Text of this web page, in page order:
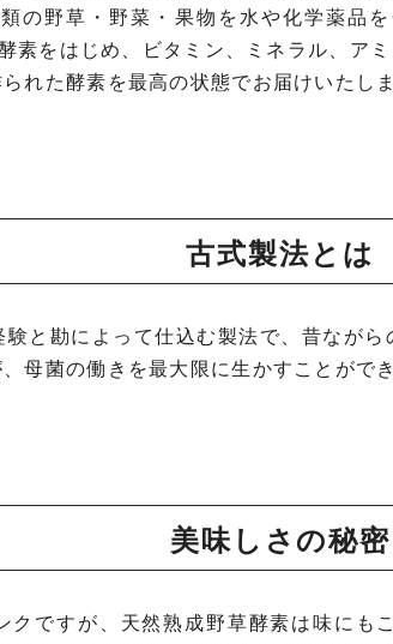
の野草・野菜・果物を水や化学薬品
素をはじめ、ビタミン、ミネラル、ア
れた酵素を最高の状態でお届けいたしま
古式製法とは
と勘によって仕込む製法で、昔なが
母菌の働きを最大限に生かすことがで
美味しさの秘密
クですが、天然熟成野草酵素は味にも